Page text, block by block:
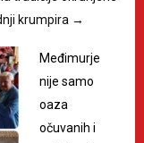
krumpira →
Međimurje
nije samo
oaza
očuvanih i